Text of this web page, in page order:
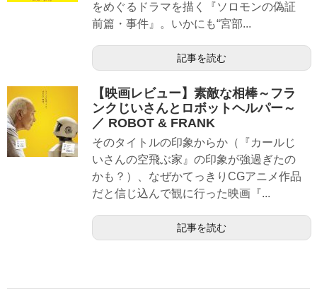
をめぐるドラマを描く『ソロモンの偽証
前篇・事件』。いかにも“宮部...
記事を読む
【映画レビュー】素敵な相棒～フラ
ンクじいさんとロボットヘルパー～
／ ROBOT & FRANK
そのタイトルの印象からか（『カールじ
いさんの空飛ぶ家』の印象が強過ぎたの
かも？）、なぜかてっきりCGアニメ作品
だと信じ込んで観に行った映画『...
記事を読む